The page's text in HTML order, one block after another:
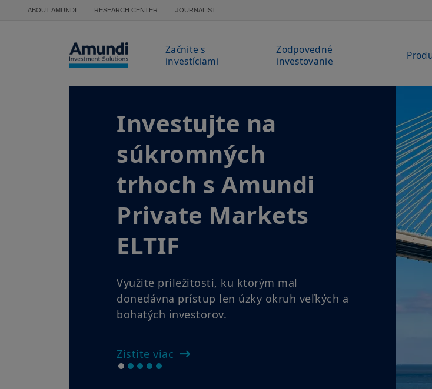
Skočiť na hlavný obsah
ABOUT AMUNDI RESEARCH CENTER JOURNALIST
Začnite s
investíciami
Zodpovedné
investovanie